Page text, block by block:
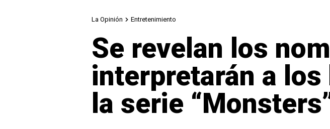
La Opinión Entretenimiento
Se revelan los
interpretarán a los
la serie